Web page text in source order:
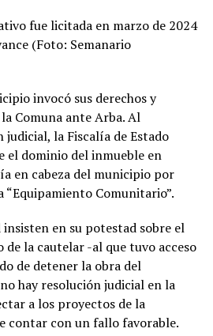
fue licitada en marzo de 2024
(Foto: Semanario
invocó sus derechos y
Comuna ante Arba. Al
la Fiscalía de Estado
el dominio del inmueble en
en cabeza del municipio por
“Equipamiento Comunitario”.
en su potestad sobre el
la cautelar -al que tuvo acceso
de detener la obra del
hay resolución judicial en la
a los proyectos de la
contar con un fallo favorable.